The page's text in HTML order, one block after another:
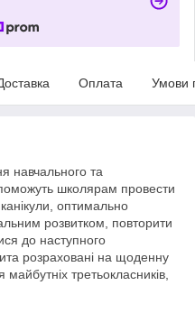
Оплата Умови
навчального та
школярам провести
канікули, оптимально
розвитком, повторити
до наступного
розраховані на щоденну
третьокласників,